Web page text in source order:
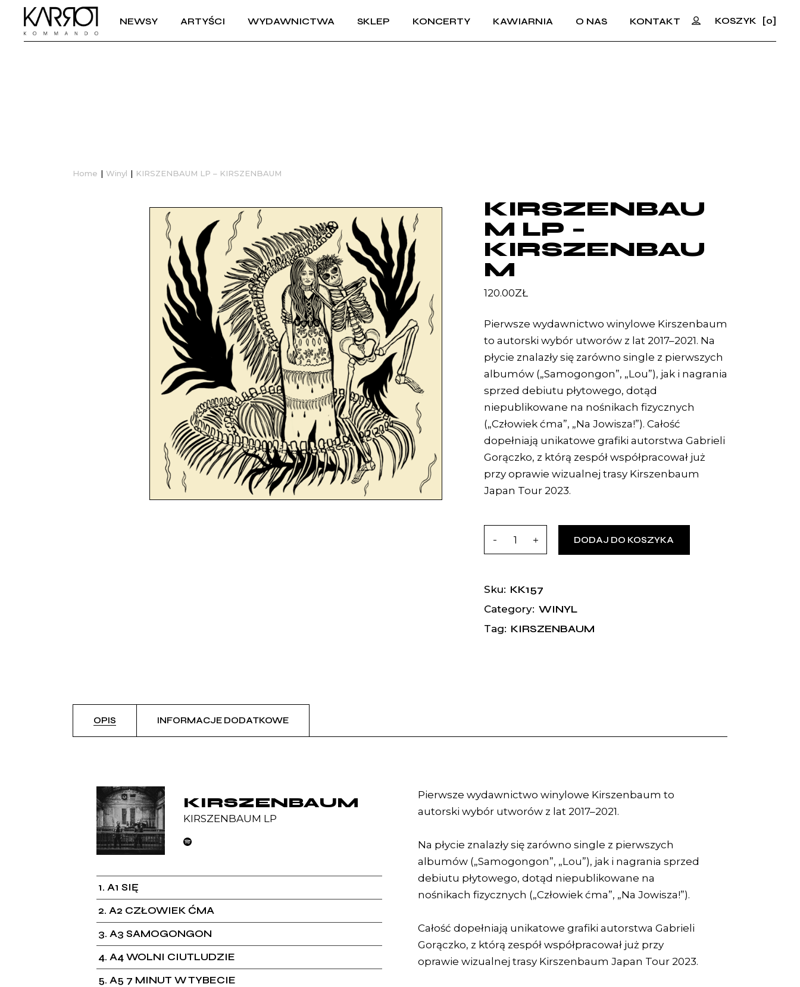
NEWSY ARTYŚCI WYDAWNICTWA SKLEP KONCERTY KAWIARNIA O NAS KONTAKT KOSZYK [0]
Home Winyl KIRSZENBAUM LP – KIRSZENBAUM
KIRSZENBAU
M LP –
KIRSZENBAU
M
120.00ZŁ
Pierwsze wydawnictwo winylowe Kirszenbaum
to autorski wybór utworów z lat 2017–2021. Na
płycie znalazły się zarówno single z pierwszych
albumów („Samogongon”, „Lou”), jak i nagrania
sprzed debiutu płytowego, dotąd
niepublikowane na nośnikach fizycznych
(„Człowiek ćma”, „Na Jowisza!”). Całość
dopełniają unikatowe grafiki autorstwa Gabrieli
Gorączko, z którą zespół współpracował już
przy oprawie wizualnej trasy Kirszenbaum
Japan Tour 2023.
DODAJ DO KOSZYKA
Sku: KK157
Category: WINYL
Tag: KIRSZENBAUM
OPIS INFORMACJE DODATKOWE
KIRSZENBAUM
KIRSZENBAUM LP
1 A1 SIĘ
2 A2 CZŁOWIEK ĆMA
3 A3 SAMOGONGON
4 A4 WOLNI CIUTLUDZIE
5 A5 7 MINUT W TYBECIE
Pierwsze wydawnictwo winylowe Kirszenbaum to
autorski wybór utworów z lat 2017–2021.
Na płycie znalazły się zarówno single z pierwszych
albumów („Samogongon”, „Lou”), jak i nagrania sprzed
debiutu płytowego, dotąd niepublikowane na
nośnikach fizycznych („Człowiek ćma”, „Na Jowisza!”).
Całość dopełniają unikatowe grafiki autorstwa Gabrieli
Gorączko, z którą zespół współpracował już przy
oprawie wizualnej trasy Kirszenbaum Japan Tour 2023.